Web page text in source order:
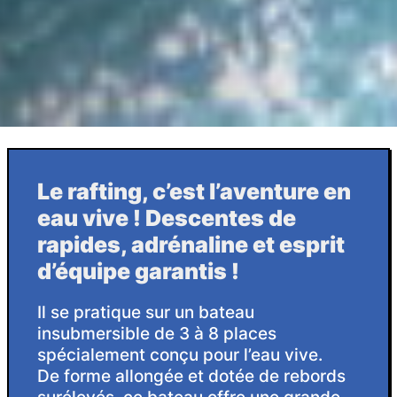
Le rafting, c’est l’aventure en eau vive !
Le rafting, c’est l’aventure en
eau vive ! Descentes de
rapides, adrénaline et esprit
d’équipe garantis !
Il se pratique sur un bateau
insubmersible de 3 à 8 places
spécialement conçu pour l’eau vive.
De forme allongée et dotée de rebords